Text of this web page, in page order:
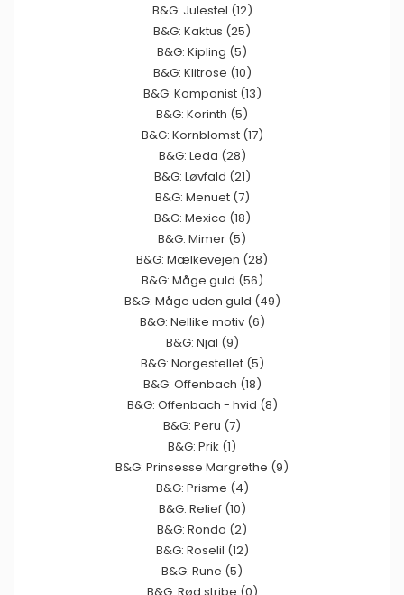
B&G: Julestel (12)
B&G: Kaktus (25)
B&G: Kipling (5)
B&G: Klitrose (10)
B&G: Komponist (13)
B&G: Korinth (5)
B&G: Kornblomst (17)
B&G: Leda (28)
B&G: Løvfald (21)
B&G: Menuet (7)
B&G: Mexico (18)
B&G: Mimer (5)
B&G: Mælkevejen (28)
B&G: Måge guld (56)
B&G: Måge uden guld (49)
B&G: Nellike motiv (6)
B&G: Njal (9)
B&G: Norgestellet (5)
B&G: Offenbach (18)
B&G: Offenbach - hvid (8)
B&G: Peru (7)
B&G: Prik (1)
B&G: Prinsesse Margrethe (9)
B&G: Prisme (4)
B&G: Relief (10)
B&G: Rondo (2)
B&G: Roselil (12)
B&G: Rune (5)
B&G: Rød stribe (0)